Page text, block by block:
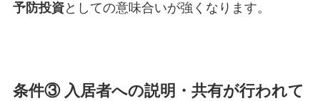
予防投資としての意味合いが強くなります。
条件③ 入居者への説明・共有が行われて